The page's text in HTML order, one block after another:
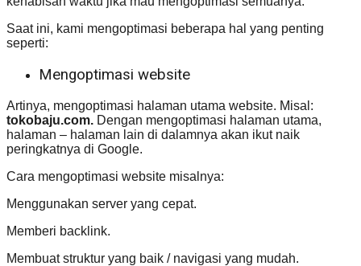
Saat ini, kami mengoptimasi beberapa hal yang penting
seperti:
Mengoptimasi website
Artinya, mengoptimasi halaman utama website. Misal:
tokobaju.com. Dengan mengoptimasi halaman utama,
halaman – halaman lain di dalamnya akan ikut naik
peringkatnya di Google.
Cara mengoptimasi website misalnya:
Menggunakan server yang cepat.
Memberi backlink.
Membuat struktur yang baik / navigasi yang mudah.